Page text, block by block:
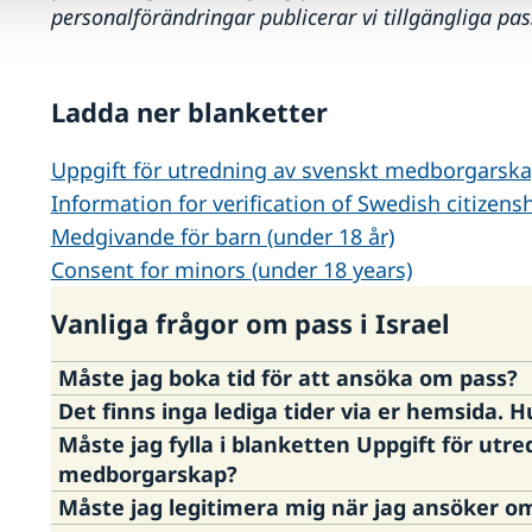
personalförändringar publicerar vi tillgängliga
Ladda ner blanketter
Uppgift för utredning av svenskt
Information for verification of Swedish
Medgivande för barn (under 18 år)
Consent for minors (under 18 years)
Vanliga frågor om pass i Israel
Måste jag boka tid för att ansöka om pass?
Ja, tid måste bokas för ansökan om förnyelse
första ansökan om pass, samt bibehållande
boka tid via vår hemsidaBoka tid för besök
post.
Det finns inga lediga tider via er hemsida.
På grund av högt tryck på passavdelningen
"det finns inga fler lediga tider för
inga lediga tider finns att boka. Det går inte
Måste jag fylla i blanketten Uppgift för
medborgarskap?
Ja, du som ansöker om pass i utlandet måste
Måste jag legitimera mig när jag ansöker